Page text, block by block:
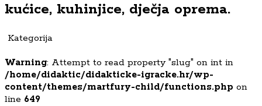
kućice, kuhinjice, dječja oprema.
Kategorija
Warning: Attempt to read property "slug" on int in
/home/didaktic/didakticke-igracke.hr/wp-
content/themes/martfury-child/functions.php on
line 649